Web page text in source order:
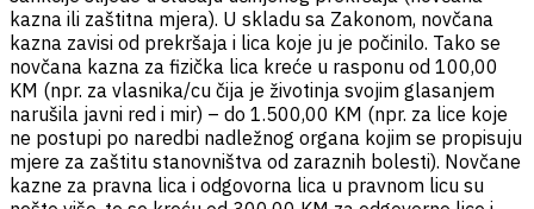
kazna ili zaštitna mjera). U skladu sa Zakonom, novčana
kazna zavisi od prekršaja i lica koje ju je počinilo. Tako se
novčana kazna za fizička lica kreće u rasponu od 100,00
KM (npr. za vlasnika/cu čija je životinja svojim glasanjem
narušila javni red i mir) – do 1.500,00 KM (npr. za lice koje
ne postupi po naredbi nadležnog organa kojim se propisuju
mjere za zaštitu stanovništva od zaraznih bolesti). Novčane
kazne za pravna lica i odgovorna lica u pravnom licu su